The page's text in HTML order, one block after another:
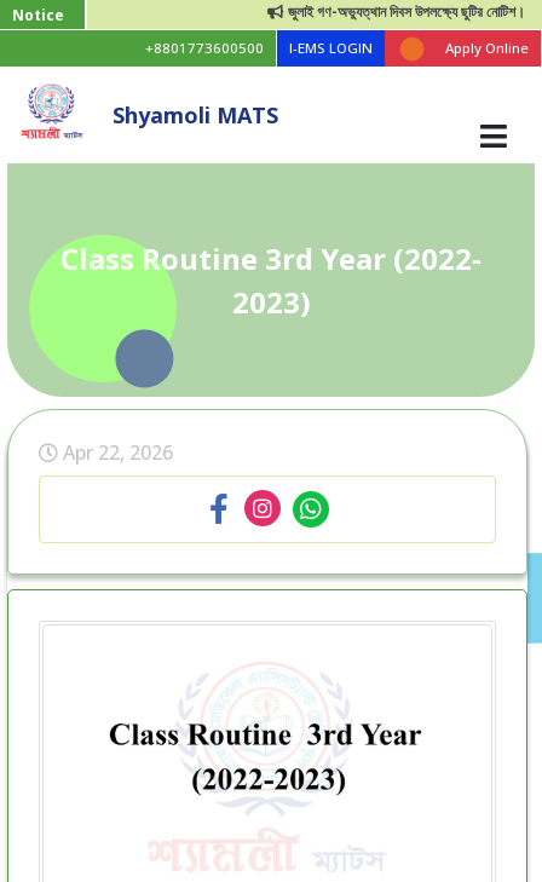
Notice জুলাই গণ-অভ্যুত্থান দিবস উপলক্ষ্যে ছুটির নোটিশ।
+8801773600500 I-EMS LOGIN Apply Online
Shyamoli MATS
Class Routine 3rd Year (2022-
2023)
Apr 22, 2026